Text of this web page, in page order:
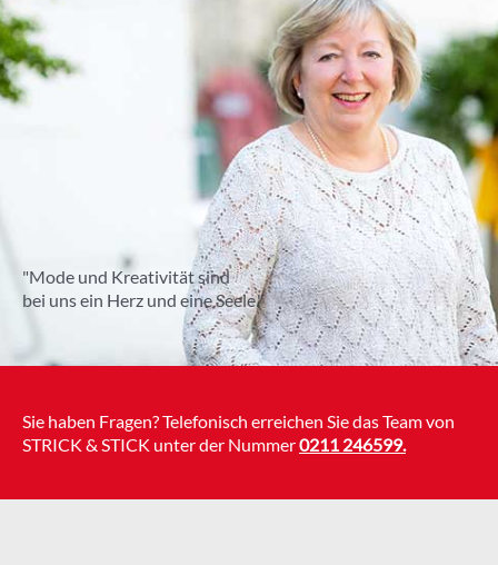
"Mode und Kreativität sind
bei uns ein Herz und eine Seele."
Sie haben Fragen? Telefonisch erreichen Sie das Team von
STRICK & STICK unter der Nummer0211 246599.